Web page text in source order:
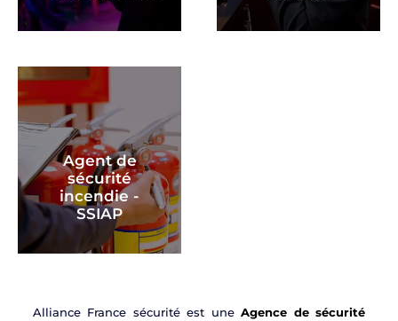
Agent de
sécurité
incendie -
SSIAP
Alliance France sécurité est uneAgence de sécurité